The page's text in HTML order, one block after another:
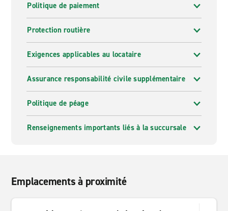
Politique de paiement
Protection routière
Exigences applicables au locataire
Assurance responsabilité civile supplémentaire
Politique de péage
Renseignements importants liés à la succursale
Emplacements à proximité